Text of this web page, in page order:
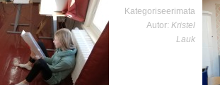
Kategoriseerimata
Autor: Kristel
Lauk